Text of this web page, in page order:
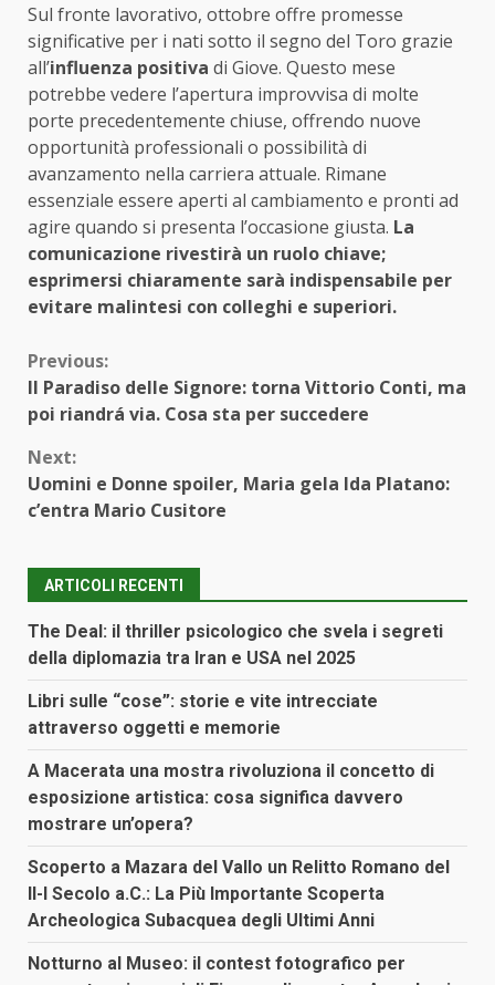
Sul fronte lavorativo, ottobre offre promesse
significative per i nati sotto il segno del Toro grazie
all’influenza positiva di Giove. Questo mese
potrebbe vedere l’apertura improvvisa di molte
porte precedentemente chiuse, offrendo nuove
opportunità professionali o possibilità di
avanzamento nella carriera attuale. Rimane
essenziale essere aperti al cambiamento e pronti ad
agire quando si presenta l’occasione giusta. La
comunicazione rivestirà un ruolo chiave;
esprimersi chiaramente sarà indispensabile per
evitare malintesi con colleghi e superiori.
Continue
Reading
Previous:
Il Paradiso delle Signore: torna Vittorio Conti, ma
poi riandrá via. Cosa sta per succedere
Next:
Uomini e Donne spoiler, Maria gela Ida Platano:
c’entra Mario Cusitore
ARTICOLI RECENTI
The Deal: il thriller psicologico che svela i segreti
della diplomazia tra Iran e USA nel 2025
Libri sulle “cose”: storie e vite intrecciate
attraverso oggetti e memorie
A Macerata una mostra rivoluziona il concetto di
esposizione artistica: cosa significa davvero
mostrare un’opera?
Scoperto a Mazara del Vallo un Relitto Romano del
II-I Secolo a.C.: La Più Importante Scoperta
Archeologica Subacquea degli Ultimi Anni
Notturno al Museo: il contest fotografico per